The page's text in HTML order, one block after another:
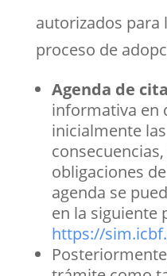
autorizados para
proceso de
Agenda de cita
informativa en
inicialmente
obligaciones
agenda se
en la siguiente
https://